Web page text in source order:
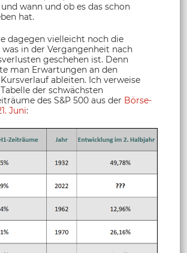
wann und ob es das schon
hat.
dagegen vielleicht noch die
in der Vergangenheit nach
geschehen ist. Denn
man Erwartungen an den
ableiten. Ich verweise
der schwächsten
des S&P 500 aus der Börse-
Juni: